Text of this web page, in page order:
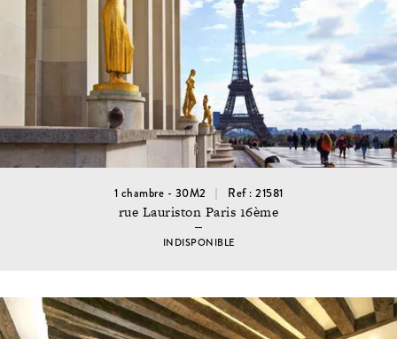
1 chambre - 30M2 Ref : 21581
rue Lauriston Paris 16ème
INDISPONIBLE